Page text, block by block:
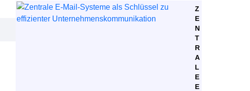
Z
E
N
T
R
A
L
E
E